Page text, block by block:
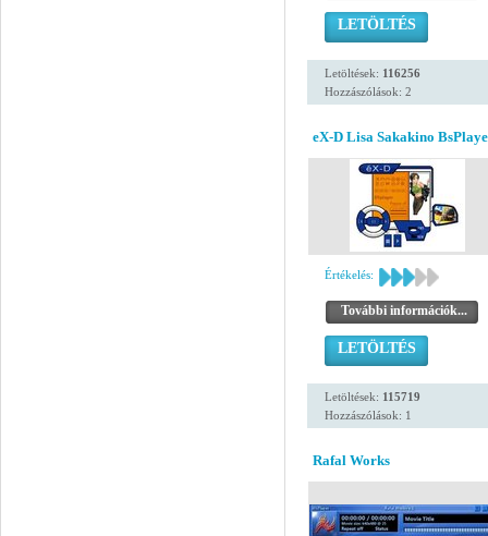
LETÖLTÉS
Letöltések: 116256
Hozzászólások: 2
eX-D Lisa Sakakino
Értékelés:
További információk...
LETÖLTÉS
Letöltések: 115719
Hozzászólások: 1
Rafal Works